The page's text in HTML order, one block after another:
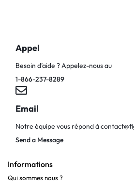
Appel
Besoin d’aide ? Appelez-nous au
1-866-237-8289
Email
Notre équipe vous répond à
Send a Message
Informations
Qui sommes nous ?